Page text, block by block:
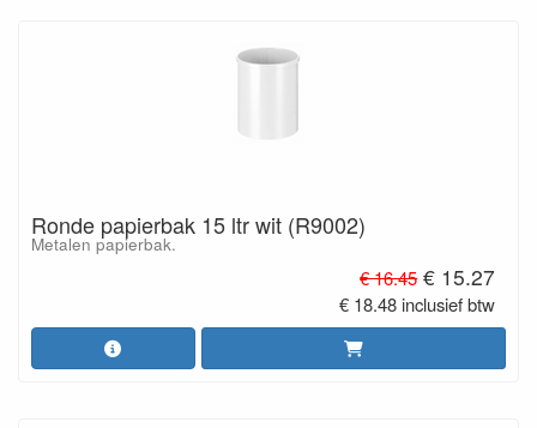
Ronde papierbak 15 ltr wit (R9002)
Metalen papierbak.
€ 16.45 € 15.27
€ 18.48 inclusief btw